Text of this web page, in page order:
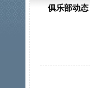
俱乐部动态